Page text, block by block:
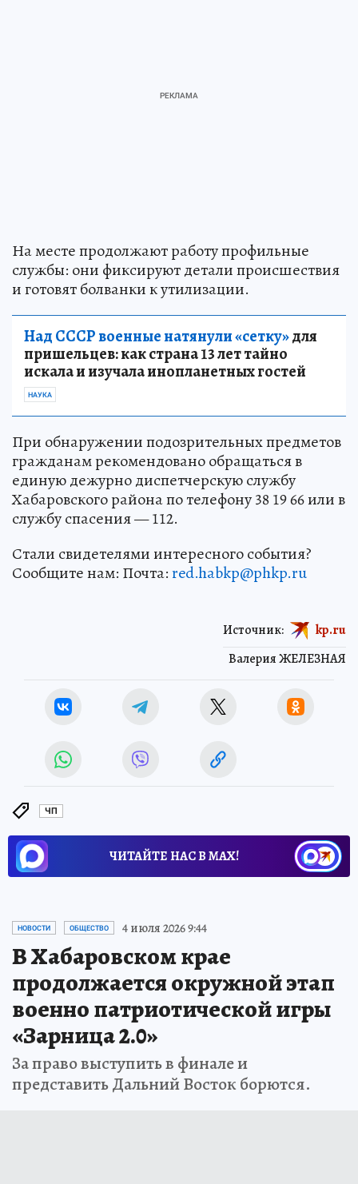
На месте продолжают работу профильные
службы: они фиксируют детали происшествия
и готовят болванки к утилизации.
Над СССР военные натянули «сетку»для
пришельцев: как страна 13 лет тайно
искала и изучала инопланетных гостей
НАУКА
При обнаружении подозрительных предметов
гражданам рекомендовано обращаться в
единую дежурно диспетчерскую службу
Хабаровского района по телефону 38 19 66 или в
службу спасения — 112.
Стали свидетелями интересного события?
Сообщите нам: Почта:red.habkp@phkp.ru
Валерия ЖЕЛЕЗНАЯ
Источник: kp.ru
ЧП
ЧИТАЙТЕ НАС В МАХ!
НОВОСТИ ОБЩЕСТВО 4 июля 2026 9:44
В Хабаровском крае
продолжается окружной этап
военно патриотической игры
«Зарница 2.0»
За право выступить в финале и
представить Дальний Восток борются.